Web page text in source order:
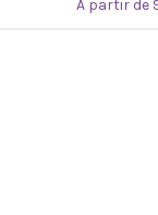
À partir de